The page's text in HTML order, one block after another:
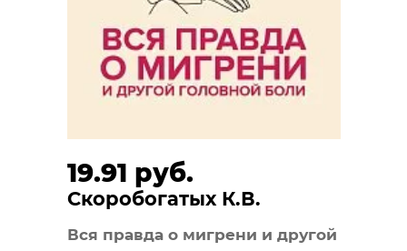
19.91 руб.
Скоробогатых К.В.
Вся правда о мигрени и другой